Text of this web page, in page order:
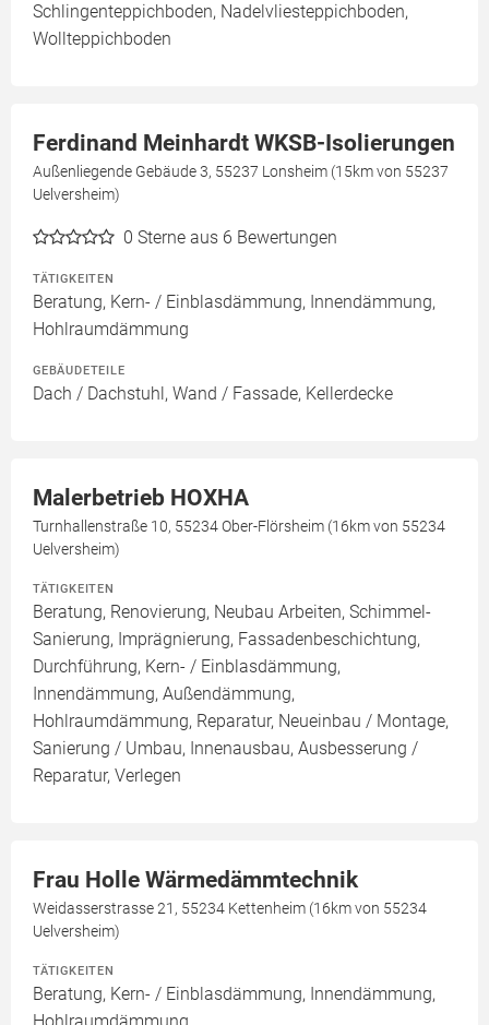
Schlingenteppichboden, Nadelvliesteppichboden,
Wollteppichboden
Ferdinand Meinhardt WKSB-Isolierungen
Außenliegende Gebäude 3, 55237 Lonsheim (15km von 55237
Uelversheim)
0 Sterne aus 6 Bewertungen
TÄTIGKEITEN
Beratung, Kern- / Einblasdämmung, Innendämmung,
Hohlraumdämmung
GEBÄUDETEILE
Dach / Dachstuhl, Wand / Fassade, Kellerdecke
Malerbetrieb HOXHA
Turnhallenstraße 10, 55234 Ober-Flörsheim (16km von 55234
Uelversheim)
TÄTIGKEITEN
Beratung, Renovierung, Neubau Arbeiten, Schimmel-
Sanierung, Imprägnierung, Fassadenbeschichtung,
Durchführung, Kern- / Einblasdämmung,
Innendämmung, Außendämmung,
Hohlraumdämmung, Reparatur, Neueinbau / Montage,
Sanierung / Umbau, Innenausbau, Ausbesserung /
Reparatur, Verlegen
Frau Holle Wärmedämmtechnik
Weidasserstrasse 21, 55234 Kettenheim (16km von 55234
Uelversheim)
TÄTIGKEITEN
Beratung, Kern- / Einblasdämmung, Innendämmung,